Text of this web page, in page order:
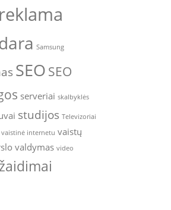
reklama
Samsung
SEO SEO
serveriai skalbyklės
studijos Televizoriai
vaistinė internetu vaistų
valdymas video
žaidimai